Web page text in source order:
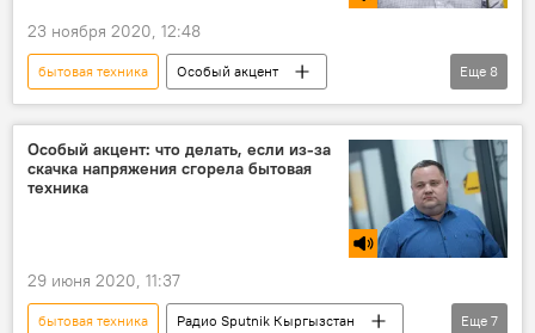
23 ноября 2020, 12:48
бытовая техника
Особый акцент
Радио Sputnik Кыргызстан
Общество
срок
ремонт
замена
Юридическая консультация с Владимиром Плужником
Еще 8
Особый акцент: что делать, если из-за
скачка напряжения сгорела бытовая
техника
29 июня 2020, 11:37
бытовая техника
Радио Sputnik Кыргызстан
Еще 7